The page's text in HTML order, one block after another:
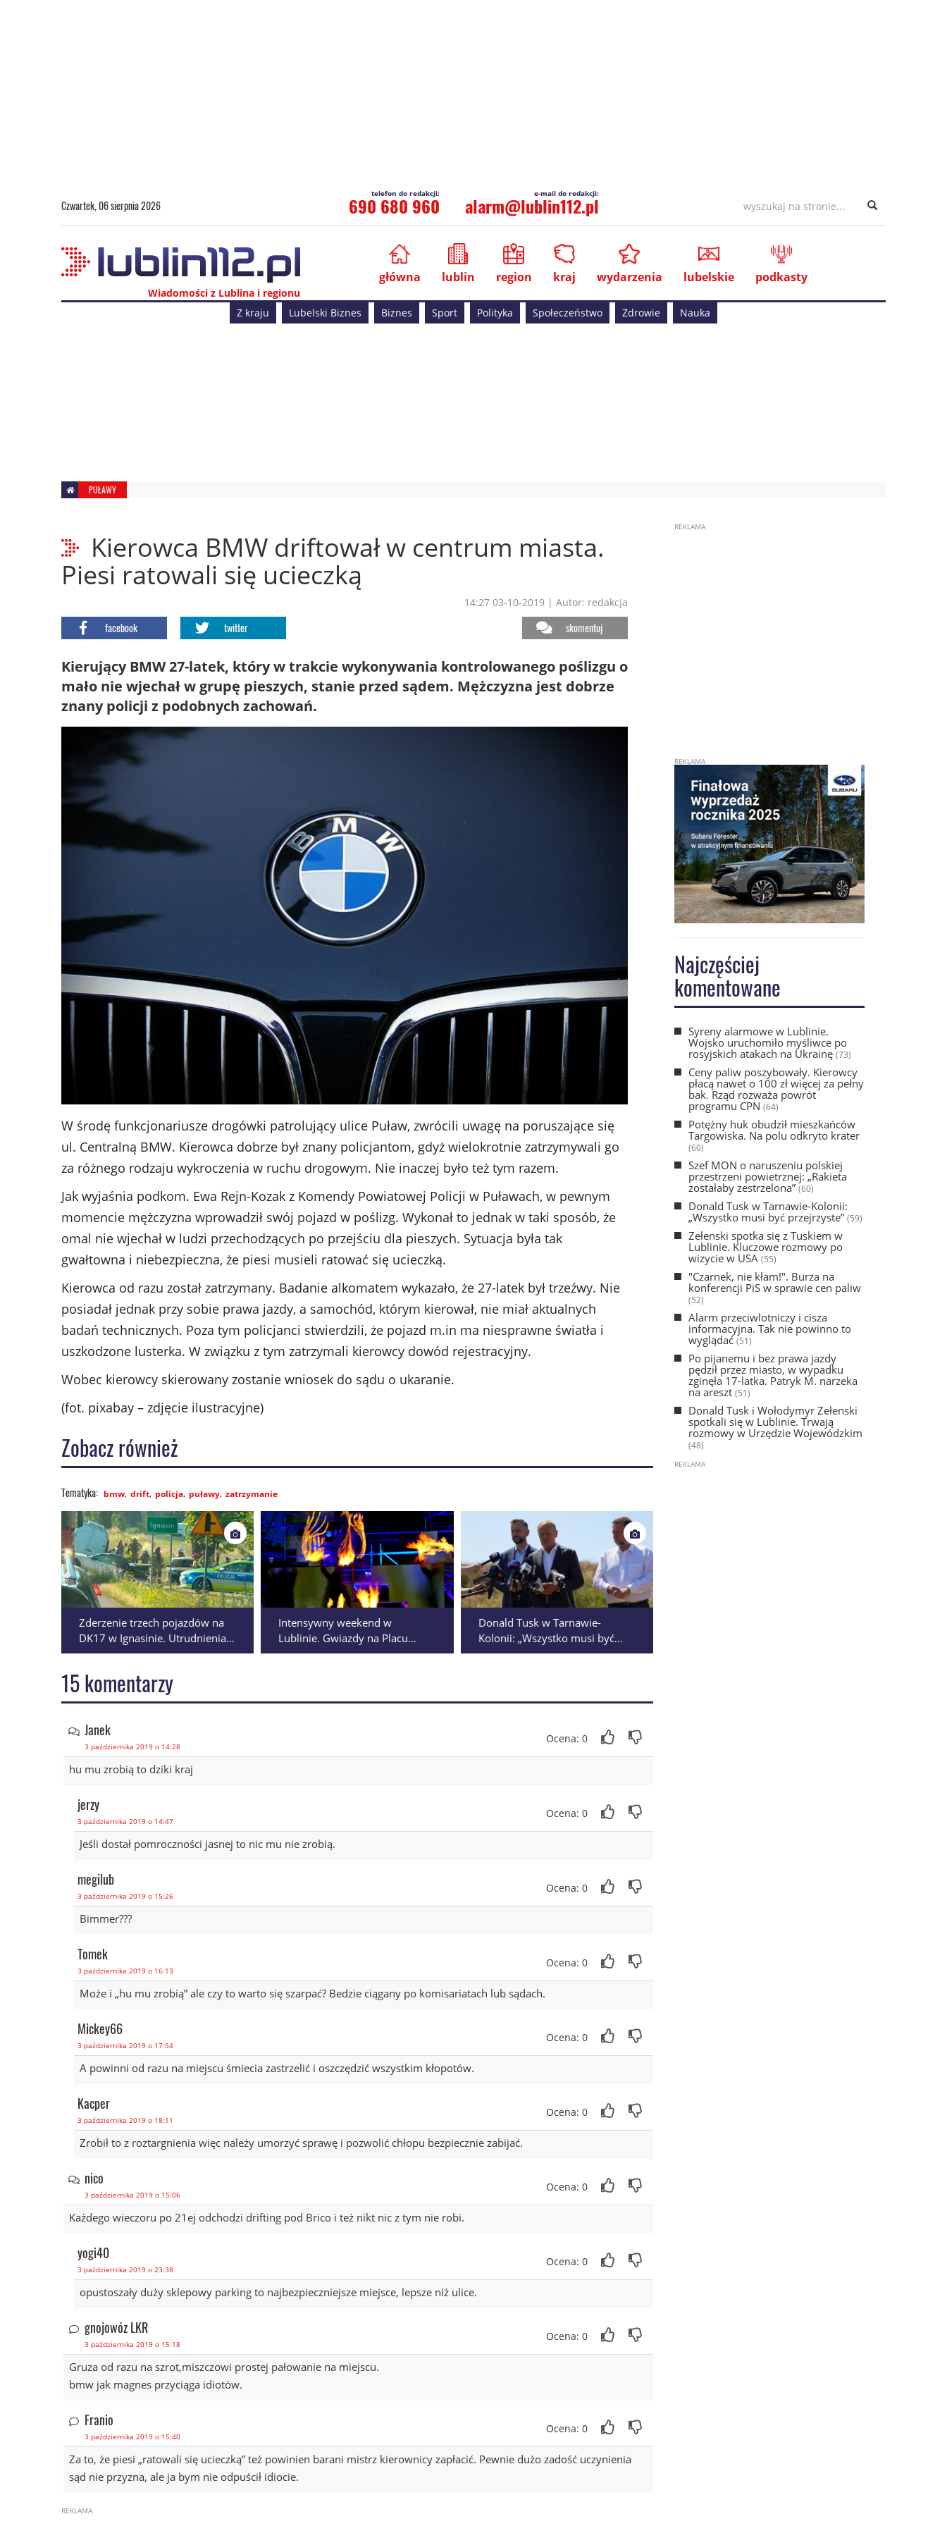
Czwartek, 06 sierpnia 2026 690 680 960 alarm@lublin112.pl
Wiadomości z Lublina i regionu
główna lublin region kraj wydarzenia lubelskie podkasty
Z kraju Lubelski Biznes Biznes Sport Polityka Społeczeństwo Zdrowie Nauka
PUŁAWY
Kierowca BMW driftował w centrum miasta.
Piesi ratowali się ucieczką
14:27 03-10-2019 | Autor: redakcja
facebook twitter skomentuj
Kierujący BMW 27-latek, który w trakcie wykonywania kontrolowanego poślizgu o
mało nie wjechał w grupę pieszych, stanie przed sądem. Mężczyzna jest dobrze
znany policji z podobnych zachowań.
W środę funkcjonariusze drogówki patrolujący ulice Puław, zwrócili uwagę na poruszające się
ul. Centralną BMW. Kierowca dobrze był znany policjantom, gdyż wielokrotnie zatrzymywali go
za różnego rodzaju wykroczenia w ruchu drogowym. Nie inaczej było też tym razem.
Jak wyjaśnia podkom. Ewa Rejn-Kozak z Komendy Powiatowej Policji w Puławach, w pewnym
momencie mężczyzna wprowadził swój pojazd w poślizg. Wykonał to jednak w taki sposób, że
omal nie wjechał w ludzi przechodzących po przejściu dla pieszych. Sytuacja była tak
gwałtowna i niebezpieczna, że piesi musieli ratować się ucieczką.
Kierowca od razu został zatrzymany. Badanie alkomatem wykazało, że 27-latek był trzeźwy. Nie
posiadał jednak przy sobie prawa jazdy, a samochód, którym kierował, nie miał aktualnych
badań technicznych. Poza tym policjanci stwierdzili, że pojazd m.in ma niesprawne światła i
uszkodzone lusterka. W związku z tym zatrzymali kierowcy dowód rejestracyjny.
Wobec kierowcy skierowany zostanie wniosek do sądu o ukaranie.
(fot. pixabay – zdjęcie ilustracyjne)
Zobacz również
bmw drift policja puławy zatrzymanie
Zderzenie trzech pojazdów na
DK17 w Ignasinie. Utrudnienia
na trasie Piaski–Krasnystaw
Intensywny weekend w
Lublinie. Gwiazdy na Placu
Zamkowym, Sztukmistrze i 709.
Donald Tusk w Tarnawie-
Kolonii: „Wszystko musi być
przejrzyste”
15 komentarzy
Janek
3 października 2019 o 14:28
Ocena: 0
hu mu zrobią to dziki kraj
jerzy
3 października 2019 o 14:47
Ocena: 0
Jeśli dostał pomroczności jasnej to nic mu nie zrobią.
megilub
3 października 2019 o 15:26
Ocena: 0
Bimmer???
Tomek
3 października 2019 o 16:13
Ocena: 0
Może i „hu mu zrobią” ale czy to warto się szarpać? Bedzie ciągany po komisariatach lub sądach.
Mickey66
3 października 2019 o 17:54
Ocena: 0
A powinni od razu na miejscu śmiecia zastrzelić i oszczędzić wszystkim kłopotów.
Kacper
3 października 2019 o 18:11
Ocena: 0
Zrobił to z roztargnienia więc należy umorzyć sprawę i pozwolić chłopu bezpiecznie zabijać.
nico
3 października 2019 o 15:06
Ocena: 0
Każdego wieczoru po 21ej odchodzi drifting pod Brico i też nikt nic z tym nie robi.
yogi40
3 października 2019 o 23:38
Ocena: 0
opustoszały duży sklepowy parking to najbezpieczniejsze miejsce, lepsze niż ulice.
gnojowóz LKR
3 października 2019 o 15:18
Ocena: 0
Gruza od razu na szrot,miszczowi prostej pałowanie na miejscu.
bmw jak magnes przyciąga idiotów.
Franio
3 października 2019 o 15:40
Ocena: 0
Za to, że piesi „ratowali się ucieczką” też powinien barani mistrz kierownicy zapłacić. Pewnie dużo zadość uczynienia
sąd nie przyzna, ale ja bym nie odpuścił idiocie.
Najczęściej
komentowane
Syreny alarmowe w Lublinie.
Wojsko uruchomiło myśliwce po
rosyjskich atakach na Ukrainę(73)
Ceny paliw poszybowały. Kierowcy
płacą nawet o 100 zł więcej za pełny
bak. Rząd rozważa powrót
programu CPN (64)
Potężny huk obudził mieszkańców
Targowiska. Na polu odkryto krater
(60)
Szef MON o naruszeniu polskiej
przestrzeni powietrznej: „Rakieta
zostałaby zestrzelona” (60)
Donald Tusk w Tarnawie-Kolonii:
„Wszystko musi być przejrzyste” (59)
Zełenski spotka się z Tuskiem w
Lublinie. Kluczowe rozmowy po
wizycie w USA (55)
"Czarnek, nie kłam!". Burza na
konferencji PiS w sprawie cen paliw
(52)
Alarm przeciwlotniczy i cisza
informacyjna. Tak nie powinno to
wyglądać(51)
Po pijanemu i bez prawa jazdy
pędził przez miasto, w wypadku
zginęła 17-latka. Patryk M. narzeka
na areszt (51)
Donald Tusk i Wołodymyr Zełenski
spotkali się w Lublinie. Trwają
rozmowy w Urzędzie Wojewódzkim
(48)